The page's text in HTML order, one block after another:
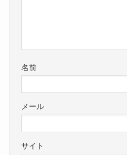
名前
メール
サイト